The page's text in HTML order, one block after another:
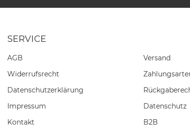
SERVICE
AGB
Widerrufs­recht
Daten­schutz­erklärung
Impressum
Kontakt
Versand
Datenschutz
B2B